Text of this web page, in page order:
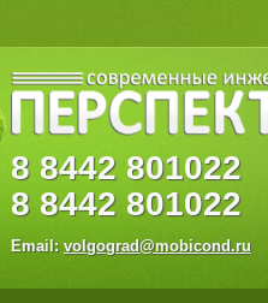
8 8442
8 8442 801022
Email: volgograd@mobicond.ru